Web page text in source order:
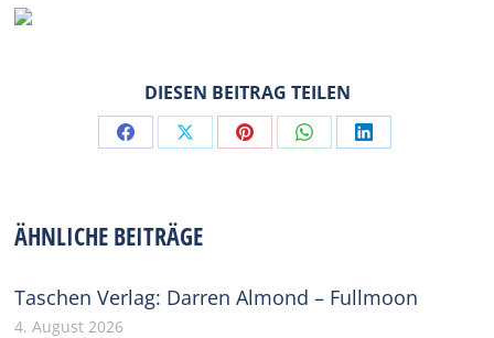
DIESEN BEITRAG TEILEN
Share Share Share Share Share
ÄHNLICHE BEITRÄGE
Taschen Verlag: Darren Almond – Fullmoon
4. August 2026